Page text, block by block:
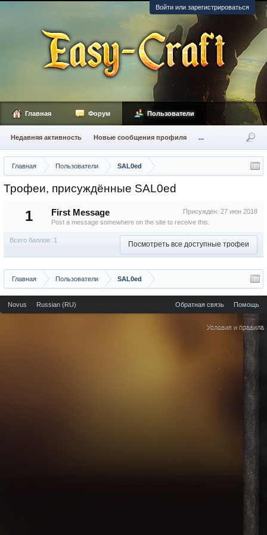
Войти или зарегистрироваться
Главная Пользователи SAL0ed
Трофеи, присуждённые SAL0ed
1 Присуждён: 27 июн 2018
First Message
Post a message somewhere on the site to receive this.
Всего баллов: 1 Посмотреть все доступные трофеи
Главная Пользователи SAL0ed
Главная Форум Пользователи
Недавняя активность Новые сообщения профиля ...
Novus Russian (RU) Обратная связь Помощь
Условия и правила